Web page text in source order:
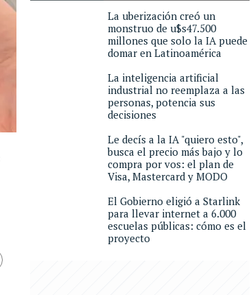
La uberización creó un
monstruo de u$s47.500
millones que solo la IA puede
domar en Latinoamérica
La inteligencia artificial
industrial no reemplaza a las
personas, potencia sus
decisiones
Le decís a la IA "quiero esto",
busca el precio más bajo y lo
compra por vos: el plan de
Visa, Mastercard y MODO
El Gobierno eligió a Starlink
para llevar internet a 6.000
escuelas públicas: cómo es el
proyecto